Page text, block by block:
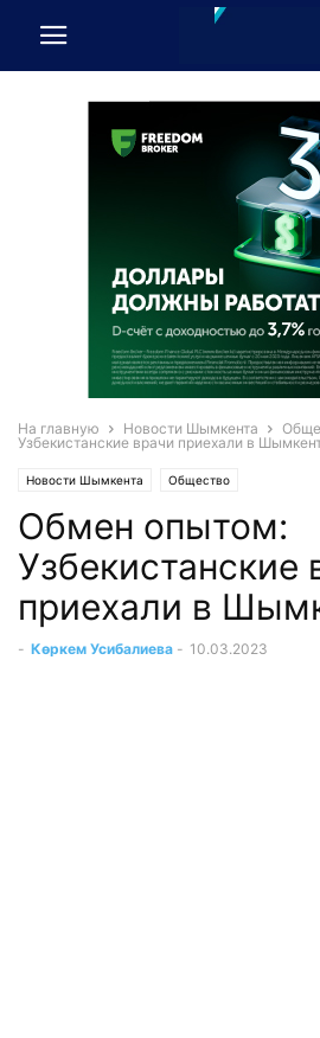
На главную Новости Шымкента
Узбекистанские врачи приехали в
Новости Шымкента Общество
Обмен опытом:
Узбекистанские
приехали в
- Көркем Усибалиева - 10.03.2023